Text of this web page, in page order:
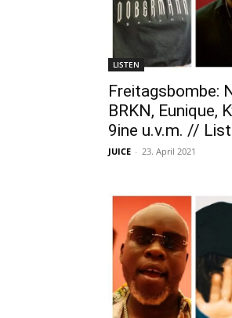
LISTEN
Freitagsbombe:
BRKN, Eunique,
9ine u.v.m. //
JUICE - 23. April 2021